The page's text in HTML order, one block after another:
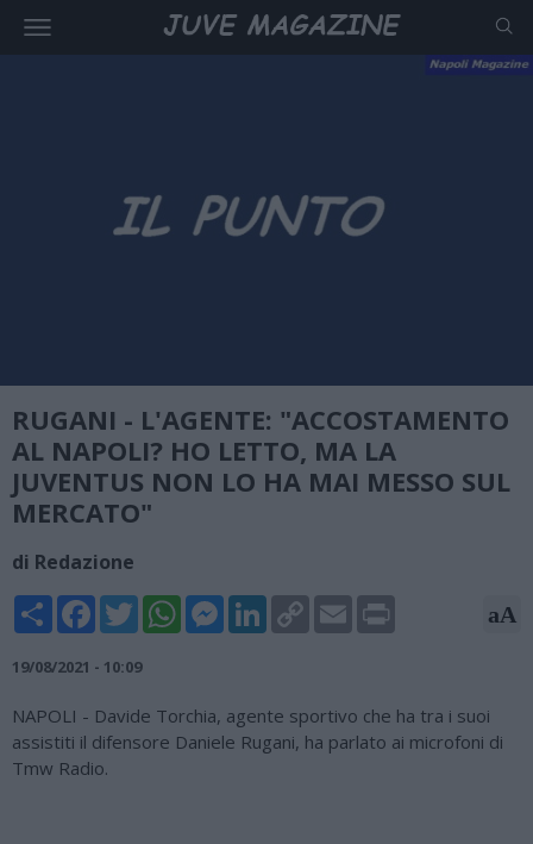
RUGANI - L'AGENTE: "ACCOSTAMENTO
AL NAPOLI? HO LETTO, MA LA
JUVENTUS NON LO HA MAI MESSO SUL
MERCATO"
di Redazione
Share FacebookTwitterWhatsAppMessengerLinkedInCopy
Link
Email aA
19/08/2021 - 10:09
NAPOLI - Davide Torchia, agente sportivo che ha tra i suoi
assistiti il difensore Daniele Rugani, ha parlato ai microfoni di
Tmw Radio.